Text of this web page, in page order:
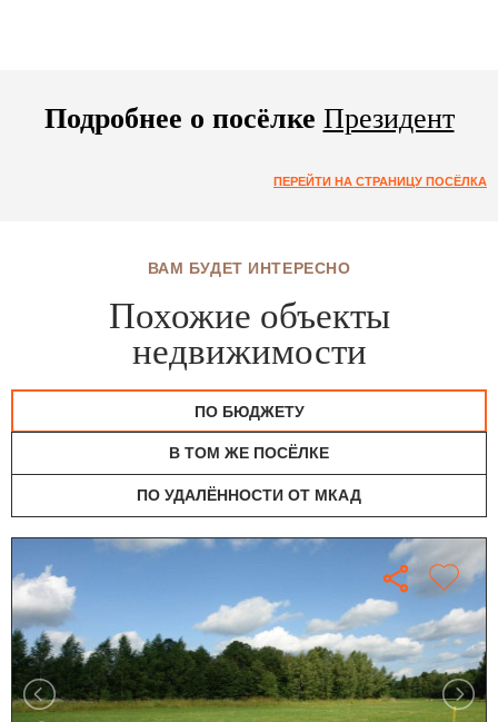
Подробнее о посёлке Президент
ПЕРЕЙТИ НА СТРАНИЦУ ПОСЁЛКА
ВАМ БУДЕТ ИНТЕРЕСНО
Похожие объекты
недвижимости
ПО БЮДЖЕТУ
В ТОМ ЖЕ ПОСЁЛКЕ
ПО УДАЛЁННОСТИ ОТ МКАД